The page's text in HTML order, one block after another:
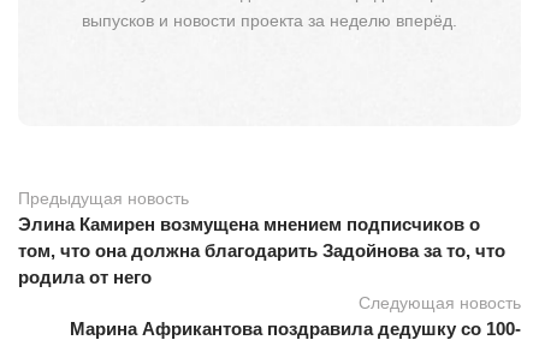
выпусков и новости проекта за неделю вперёд.
Предыдущая новость
Элина Камирен возмущена мнением подписчиков о
том, что она должна благодарить Задойнова за то, что
родила от него
Следующая новость
Марина Африкантова поздравила дедушку со 100-